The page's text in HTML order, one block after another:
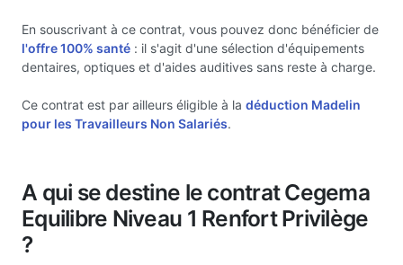
En souscrivant à ce contrat, vous pouvez donc bénéficier de
l'offre 100% santé : il s'agit d'une sélection d'équipements
dentaires, optiques et d'aides auditives sans reste à charge.
Ce contrat est par ailleurs éligible à la déduction Madelin
pour les Travailleurs Non Salariés.
A qui se destine le contrat Cegema
Equilibre Niveau 1 Renfort Privilège
?